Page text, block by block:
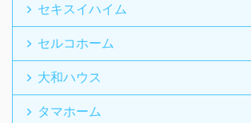
セキスイハイム
セルコホーム
大和ハウス
タマホーム